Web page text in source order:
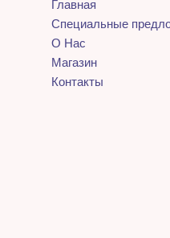
Главная
Специальные
О Нас
Магазин
Контакты